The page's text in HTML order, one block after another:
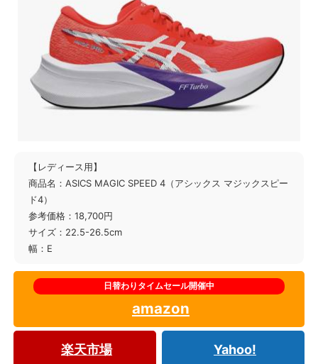
【レディース用】
商品名：ASICS MAGIC SPEED 4（アシックス マジックスピー
ド4）
参考価格：18,700円
サイズ：22.5-26.5cm
幅：E
amazon
楽天市場 Yahoo!